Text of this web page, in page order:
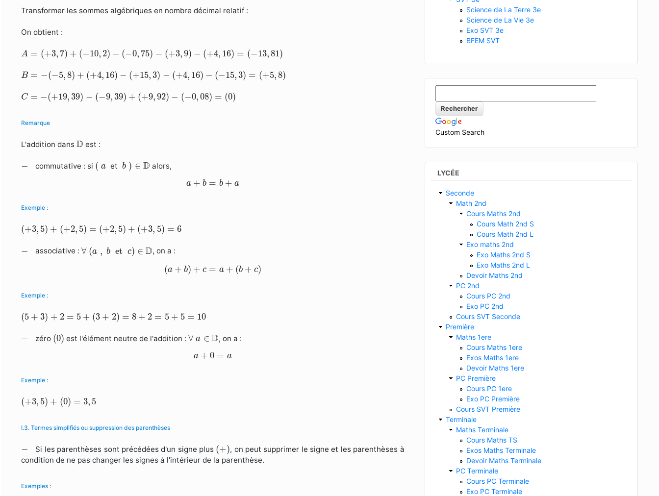
Transformer les sommes algébriques en nombre décimal relatif :
On obtient :
A = (+3, 7) + (−10, 2) − (−0, 75) − (+3,9) − (+4, 16) = (−13,81)
A +3 7 +( − 10 2)− (− 75 )− (+3 )− (+ 4,16 = ( − 13,81
B = −(−5,8) + (+4, 16) − (+15,3) − (+4, 16) − (−15,3) = (+5,8)
B= 5 8) +( 4 16 ) −(+15 3 ) −(+ 4,16 − ( − 15,3 (+ 5,8 )
C = −(+19, 39) − (−9,39) + (+9,92) − (−0,08) = (0)
C +19,39)− 9, 39 )+(+ 9 92) −(− 08 = (0)
Remarque
L'addition dansD
D est :
− commutative : si ( a
( et b ) ∈ D
b ) ∈D alors,
a + b = b + a
a +b b+ a
Exemple :
(+3, 5) + (+2, 5) = (+2, 5) + (+3, 5) = 6
( + 3 5) +( +2 5 =( ,5 )+ (+ 3, 5) =6
− associative :∀ (a , b et c) ∈ D
∀ (a b et ) D , on a :
(a + b) + c = a + (b + c)
(a +b ) ( + )
Exemple :
(5 + 3) + 2 = 5 + (3 + 2) = 8 + 2 = 5 + 5 = 10
(5 + 3)+ 2 =5 3 + 2)= 8 +2 + 5= 10
− zéro (0)
(0) est l'élément neutre de l'addition :∀ a ∈ D
∀ a ∈D , on a :
a + 0 = a
a+ 0
Exemple :
(+3, 5) + (0) = 3, 5
( + 3 5) +( 0)= 5
I.3. Termes simplifiés ou suppression des parenthèses
− Si les parenthèses sont précédées d'un signe plus (+)
( + ), on peut supprimer le signe et les parenthèses à
condition de ne pas changer les signes à l'intérieur de la parenthèse.
Exemples :
Science de La Terre 3e
Science de La Vie 3e
Exo SVT 3e
BFEM SVT
Custom Search
LYCÉE
Seconde
Math 2nd
Cours Maths 2nd
Cours Math 2nd S
Cours Math 2nd L
Exo maths 2nd
Exo Maths 2nd S
Exo Maths 2nd L
Devoir Maths 2nd
PC 2nd
Cours PC 2nd
Exo PC 2nd
Cours SVT Seconde
Première
Maths 1ere
Cours Maths 1ere
Exos Maths 1ere
Devoir Maths 1ere
PC Première
Cours PC 1ere
Exo PC Première
Cours SVT Première
Terminale
Maths Terminale
Cours Maths TS
Exos Maths Terminale
Devoir Maths Terminale
PC Terminale
Cours PC Terminale
Exo PC Terminale